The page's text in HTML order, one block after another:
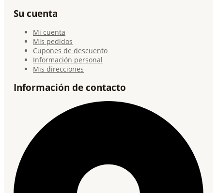
Su cuenta
Mi cuenta
Mis pedidos
Cupones de descuento
Información personal
Mis direcciones
Información de contacto